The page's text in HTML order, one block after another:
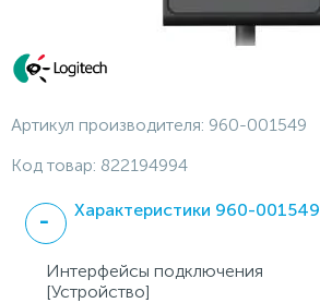
Артикул производителя: 960-001549
Код товар: 822194994
Характеристики 960-001549
Интерфейсы подключения
[Устройство]